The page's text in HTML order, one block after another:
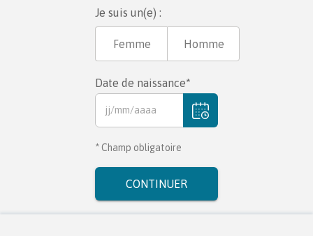
Je suis un(e) :
Femme Homme
Date de naissance*
* Champ obligatoire
CONTINUER